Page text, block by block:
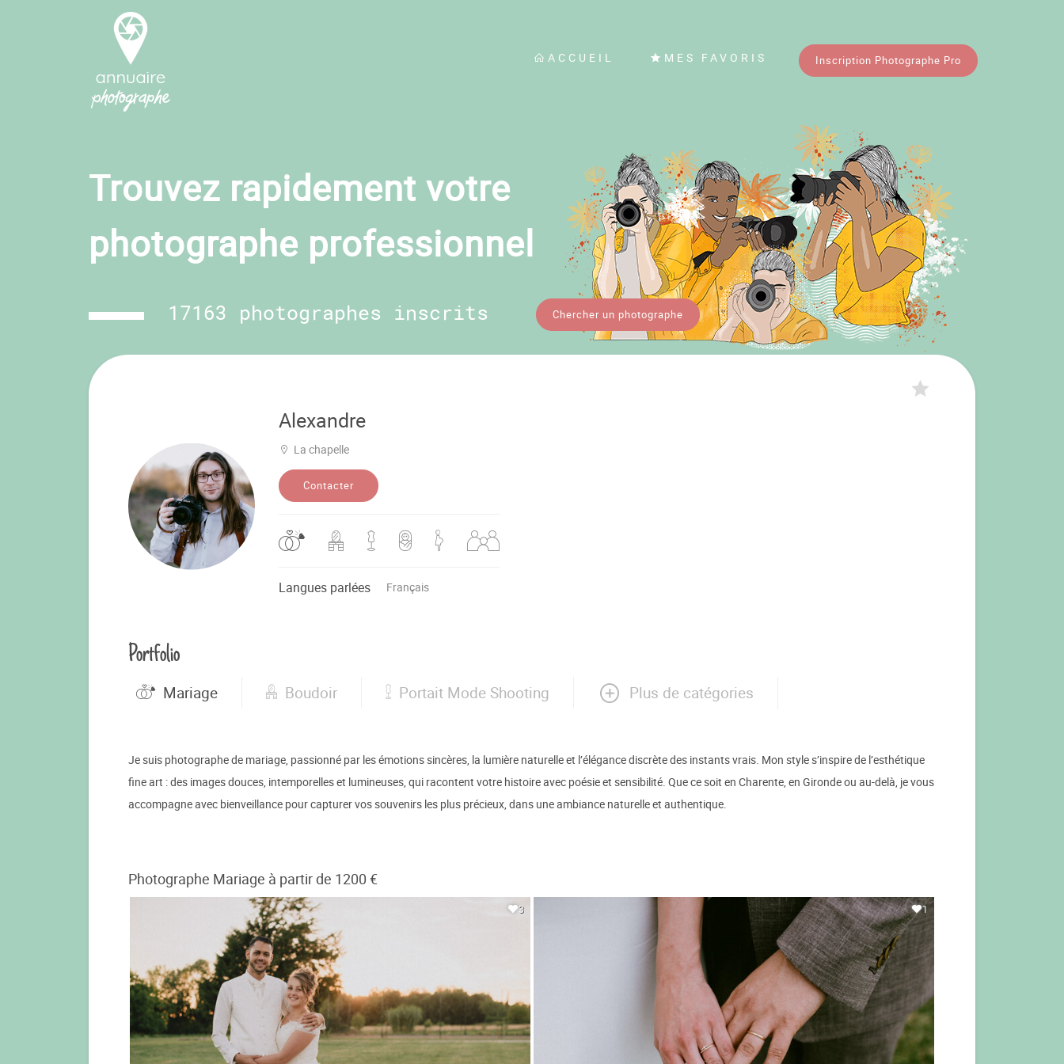
ACCUEIL MES FAVORIS Inscription Photographe Pro
Trouvez rapidement votre
photographe professionnel
17163 photographes inscrits Chercher un photographe
Alexandre
La chapelle
Contacter
Langues parlées Français
Portfolio
Mariage Boudoir Portait Mode Shooting Plus de catégories
Je suis photographe de mariage, passionné par les émotions sincères, la lumière naturelle et l’élégance discrète des instants vrais. Mon style s’inspire de l’esthétique
fine art : des images douces, intemporelles et lumineuses, qui racontent votre histoire avec poésie et sensibilité. Que ce soit en Charente, en Gironde ou au-delà, je vous
accompagne avec bienveillance pour capturer vos souvenirs les plus précieux, dans une ambiance naturelle et authentique.
Photographe Mariage à partir de 1200 €
3 1